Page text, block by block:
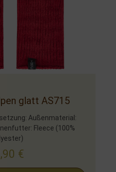
glatt AS715
Außenmaterial:
Fleece (100%
€